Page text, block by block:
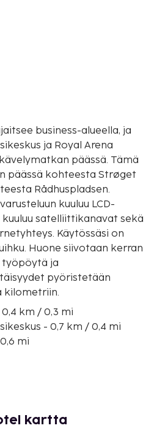
business-alueella, ja
ja Royal Arena
päässä. Tämä
päässä kohteesta Strøget
Rådhuspladsen.
kuuluu LCD-
kuuluu satelliittikanavat sekä
Käytössäsi on
Huone siivotaan kerran
työpöytä ja
pyöristetään
kilometriin.
km / 0,3 mi
- 0,7 km / 0,4 mi
mi
kartta